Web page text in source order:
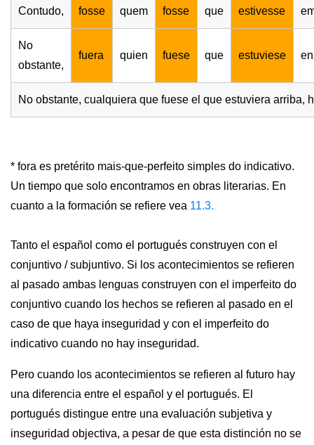
Contudo, fosse quem fosse que estivesse
No
obstante,
fuera quien fuese que estuviese en
No obstante, cualquiera que fuese el que estuviera
* fora es pretérito mais-que-perfeito simples do indicativo.
Un tiempo que solo encontramos en obras literarias. En
cuanto a la formación se refiere vea 11.3.
Tanto el español como el portugués construyen con el
conjuntivo / subjuntivo. Si los acontecimientos se refieren
al pasado ambas lenguas construyen con el imperfeito do
conjuntivo cuando los hechos se refieren al pasado en el
caso de que haya inseguridad y con el imperfeito do
indicativo cuando no hay inseguridad.
Pero cuando los acontecimientos se refieren al futuro hay
una diferencia entre el español y el portugués. El
portugués distingue entre una evaluación subjetiva y
inseguridad objectiva, a pesar de que esta distinción no se